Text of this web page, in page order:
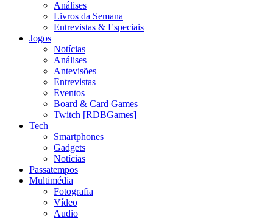
Análises
Livros da Semana
Entrevistas & Especiais
Jogos
Notícias
Análises
Antevisões
Entrevistas
Eventos
Board & Card Games
Twitch [RDBGames]
Tech
Smartphones
Gadgets
Notícias
Passatempos
Multimédia
Fotografia
Vídeo
Audio